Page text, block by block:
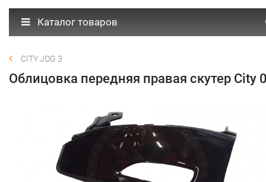
Каталог товаров
CITY JOG 3
Облицовка передняя правая скутер City